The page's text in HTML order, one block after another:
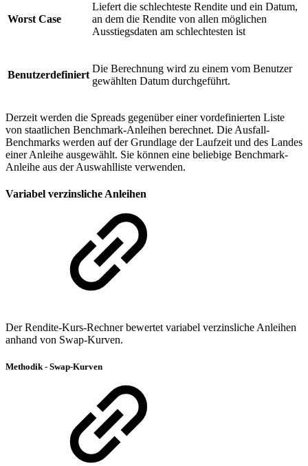
Worst Case
Liefert die schlechteste Rendite und ein Datum,
an dem die Rendite von allen möglichen
Ausstiegsdaten am schlechtesten ist
Benutzerdefiniert
Die Berechnung wird zu einem vom Benutzer
gewählten Datum durchgeführt.
Derzeit werden die Spreads gegenüber einer vordefinierten Liste
von staatlichen Benchmark-Anleihen berechnet. Die Ausfall-
Benchmarks werden auf der Grundlage der Laufzeit und des Landes
einer Anleihe ausgewählt. Sie können eine beliebige Benchmark-
Anleihe aus der Auswahlliste verwenden.
Variabel verzinsliche Anleihen
Der Rendite-Kurs-Rechner bewertet variabel verzinsliche Anleihen
anhand von Swap-Kurven.
Methodik - Swap-Kurven